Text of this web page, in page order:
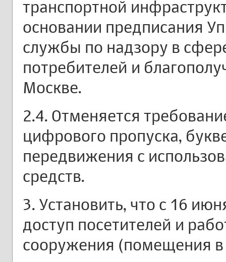
транспортной
основании предписания
службы по надзору в
потребителей и
Москве.
2.4. Отменяется
цифрового пропуска,
передвижения с
средств.
3. Установить, что с 16
доступ посетителей и
сооружения (помещения в